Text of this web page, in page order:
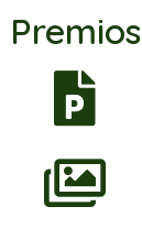
Premios